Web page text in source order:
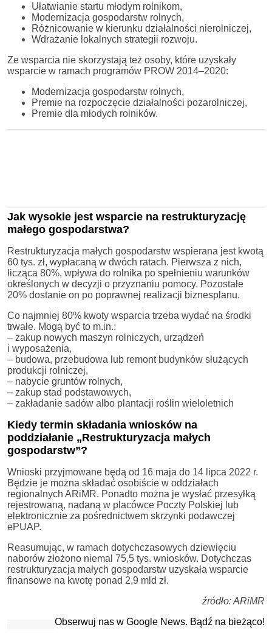
Ułatwianie startu młodym rolnikom,
Modernizacja gospodarstw rolnych,
Różnicowanie w kierunku działalności nierolniczej,
Wdrażanie lokalnych strategii rozwoju.
Ze wsparcia nie skorzystają też osoby, które uzyskały
wsparcie w ramach programów PROW 2014–2020:
Modernizacja gospodarstw rolnych,
Premie na rozpoczęcie działalności pozarolniczej,
Premie dla młodych rolników.
Jak wysokie jest wsparcie na restrukturyzację
małego gospodarstwa?
Restrukturyzacja małych gospodarstw wspierana jest kwotą
60 tys. zł, wypłacaną w dwóch ratach. Pierwsza z nich,
licząca 80%, wpływa do rolnika po spełnieniu warunków
określonych w decyzji o przyznaniu pomocy. Pozostałe
20% dostanie on po poprawnej realizacji biznesplanu.
Co najmniej 80% kwoty wsparcia trzeba wydać na środki
trwałe. Mogą być to m.in.:
– zakup nowych maszyn rolniczych, urządzeń
i wyposażenia,
– budowa, przebudowa lub remont budynków służących
produkcji rolniczej,
– nabycie gruntów rolnych,
– zakup stad podstawowych,
– zakładanie sadów albo plantacji roślin wieloletnich
Kiedy termin składania wniosków na
poddziałanie „Restrukturyzacja małych
gospodarstw”?
Wnioski przyjmowane będą od 16 maja do 14 lipca 2022 r.
Będzie je można składać osobiście w oddziałach
regionalnych ARiMR. Ponadto można je wysłać przesyłką
rejestrowaną, nadaną w placówce Poczty Polskiej lub
elektronicznie za pośrednictwem skrzynki podawczej
ePUAP.
Reasumując, w ramach dotychczasowych dziewięciu
naborów złożono niemal 75,5 tys. wniosków. Dotychczas
restrukturyzacja małych gospodarstw uzyskała wsparcie
finansowe na kwotę ponad 2,9 mld zł.
źródło: ARiMR
Obserwuj nas w Google News. Bądź na bieżąco!